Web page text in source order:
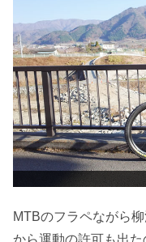
MTBのフラペながら
から運動の許可も出た